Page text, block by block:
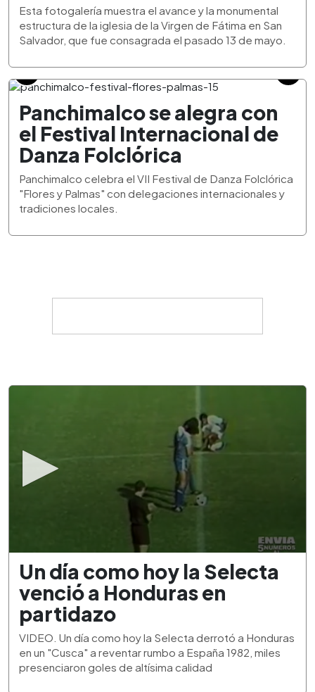
Esta fotogalería muestra el avance y la monumental
estructura de la iglesia de la Virgen de Fátima en San
Salvador, que fue consagrada el pasado 13 de mayo.
Panchimalco se alegra con
el Festival Internacional de
Danza Folclórica
Panchimalco celebra el VII Festival de Danza Folclórica
"Flores y Palmas" con delegaciones internacionales y
tradiciones locales.
seconds
minute,
53
seconds
Un día como hoy la Selecta
venció a Honduras en
partidazo
VIDEO. Un día como hoy la Selecta derrotó a Honduras
en un "Cusca" a reventar rumbo a España 1982, miles
presenciaron goles de altísima calidad